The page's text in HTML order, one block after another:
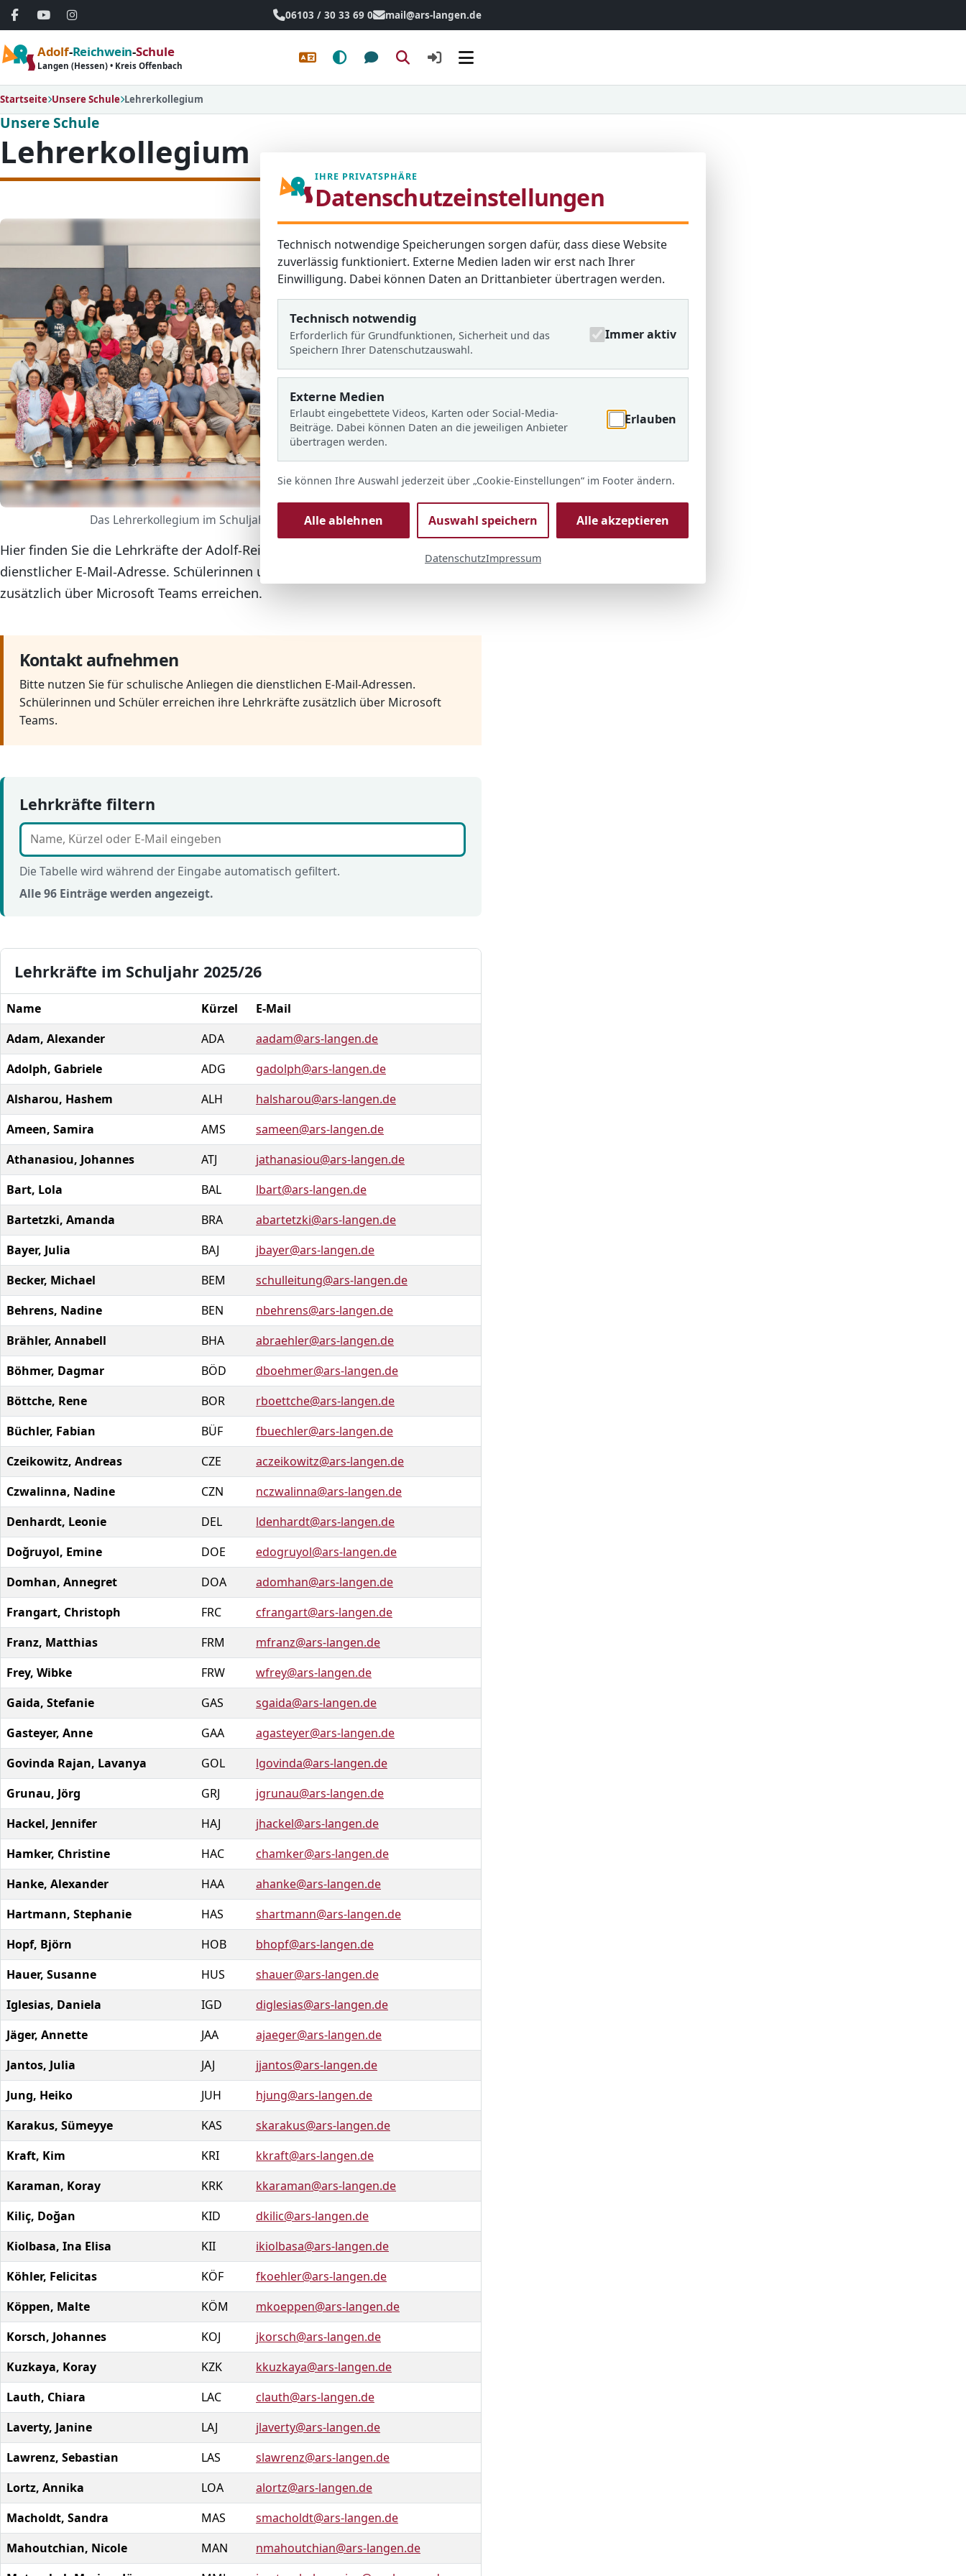
06103 / 30 33 69 0 mail@ars-langen.de
Adolf-Reichwein-Schule
Langen (Hessen) • Kreis Offenbach
Menü
Startseite Unsere Schule Lehrerkollegium
Unsere Schule
Lehrerkollegium
Das Lehrerkollegium im Schuljahr 2025/26. FOTO: Kröger
Hier finden Sie die Lehrkräfte der Adolf-Reichwein-Schule mit Kürzel und
dienstlicher E-Mail-Adresse. Schülerinnen und Schüler können ihre Lehrkräfte
zusätzlich über Microsoft Teams erreichen.
Kontakt aufnehmen
Bitte nutzen Sie für schulische Anliegen die dienstlichen E-Mail-Adressen.
Schülerinnen und Schüler erreichen ihre Lehrkräfte zusätzlich über Microsoft
Teams.
Lehrkräfte filtern
Die Tabelle wird während der Eingabe automatisch gefiltert.
Alle 96 Einträge werden angezeigt.
Lehrkräfte im Schuljahr 2025/26
Name Kürzel
E-Mail
Adam, Alexander
ADA
aadam@ars-langen.de
Adolph, Gabriele
ADG
gadolph@ars-langen.de
Alsharou, Hashem
ALH
halsharou@ars-langen.de
Ameen, Samira
AMS
sameen@ars-langen.de
Athanasiou, Johannes
ATJ
jathanasiou@ars-langen.de
Bart, Lola
BAL
lbart@ars-langen.de
Bartetzki, Amanda
BRA
abartetzki@ars-langen.de
Bayer, Julia
BAJ
jbayer@ars-langen.de
Becker, Michael
BEM
schulleitung@ars-langen.de
Behrens, Nadine
BEN
nbehrens@ars-langen.de
Brähler, Annabell
BHA
abraehler@ars-langen.de
Böhmer, Dagmar
BÖD
dboehmer@ars-langen.de
Böttche, Rene
BOR
rboettche@ars-langen.de
Büchler, Fabian
BÜF
fbuechler@ars-langen.de
Czeikowitz, Andreas
CZE
aczeikowitz@ars-langen.de
Czwalinna, Nadine
CZN
nczwalinna@ars-langen.de
Denhardt, Leonie
DEL
ldenhardt@ars-langen.de
Doğruyol, Emine
DOE
edogruyol@ars-langen.de
Domhan, Annegret
DOA
adomhan@ars-langen.de
Frangart, Christoph
FRC
cfrangart@ars-langen.de
Franz, Matthias
FRM
mfranz@ars-langen.de
Frey, Wibke
FRW
wfrey@ars-langen.de
Gaida, Stefanie
GAS
sgaida@ars-langen.de
Gasteyer, Anne
GAA
agasteyer@ars-langen.de
Govinda Rajan, Lavanya
GOL
lgovinda@ars-langen.de
Grunau, Jörg
GRJ
jgrunau@ars-langen.de
Hackel, Jennifer
HAJ
jhackel@ars-langen.de
Hamker, Christine
HAC
chamker@ars-langen.de
Hanke, Alexander
HAA
ahanke@ars-langen.de
Hartmann, Stephanie
HAS
shartmann@ars-langen.de
Hopf, Björn
HOB
bhopf@ars-langen.de
Hauer, Susanne
HUS
shauer@ars-langen.de
Iglesias, Daniela
IGD
diglesias@ars-langen.de
Jäger, Annette
JAA
ajaeger@ars-langen.de
Jantos, Julia
JAJ
jjantos@ars-langen.de
Jung, Heiko
JUH
hjung@ars-langen.de
Karakus, Sümeyye
KAS
skarakus@ars-langen.de
Kraft, Kim
KRI
kkraft@ars-langen.de
Karaman, Koray
KRK
kkaraman@ars-langen.de
Kiliç, Doğan
KID
dkilic@ars-langen.de
Kiolbasa, Ina Elisa
KII
ikiolbasa@ars-langen.de
Köhler, Felicitas
KÖF
fkoehler@ars-langen.de
Köppen, Malte
KÖM
mkoeppen@ars-langen.de
Korsch, Johannes
KOJ
jkorsch@ars-langen.de
Kuzkaya, Koray
KZK
kkuzkaya@ars-langen.de
Lauth, Chiara
LAC
clauth@ars-langen.de
Laverty, Janine
LAJ
jlaverty@ars-langen.de
Lawrenz, Sebastian
LAS
slawrenz@ars-langen.de
Lortz, Annika
LOA
alortz@ars-langen.de
Macholdt, Sandra
MAS
smacholdt@ars-langen.de
Mahoutchian, Nicole
MAN
nmahoutchian@ars-langen.de
IHRE PRIVATSPHÄRE
Datenschutzeinstellungen
Technisch notwendige Speicherungen sorgen dafür, dass diese Website
zuverlässig funktioniert. Externe Medien laden wir erst nach Ihrer
Einwilligung. Dabei können Daten an Drittanbieter übertragen werden.
Technisch notwendig
Erforderlich für Grundfunktionen, Sicherheit und das
Speichern Ihrer Datenschutzauswahl.
Immer aktiv
Externe Medien
Erlaubt eingebettete Videos, Karten oder Social-Media-
Beiträge. Dabei können Daten an die jeweiligen Anbieter
übertragen werden.
Erlauben
Sie können Ihre Auswahl jederzeit über „Cookie-Einstellungen“ im Footer ändern.
Alle ablehnen Auswahl speichern Alle akzeptieren
DatenschutzImpressum